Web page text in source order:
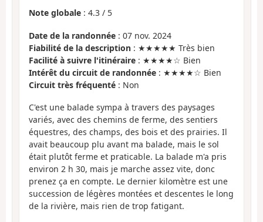
Note globale : 4.3 / 5
Date de la randonnée : 07 nov. 2024
Fiabilité de la description : ★★★★★ Très bien
Facilité à suivre l'itinéraire : ★★★★☆ Bien
Intérêt du circuit de randonnée : ★★★★☆ Bien
Circuit très fréquenté : Non
C'est une balade sympa à travers des paysages
variés, avec des chemins de ferme, des sentiers
équestres, des champs, des bois et des prairies. Il
avait beaucoup plu avant ma balade, mais le sol
était plutôt ferme et praticable. La balade m'a pris
environ 2 h 30, mais je marche assez vite, donc
prenez ça en compte. Le dernier kilomètre est une
succession de légères montées et descentes le long
de la rivière, mais rien de trop fatigant.